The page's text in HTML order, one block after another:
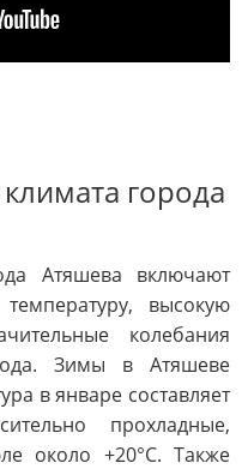
города
Атяшева включают
высокую
колебания
Зимы в Атяшеве
в январе составляет
прохладные,
около +20°C. Также